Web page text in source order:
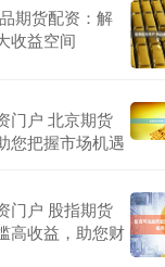
期货配资：解
收益空间
门户 北京期货
您把握市场机遇
门户 股指期货
高收益，助您财